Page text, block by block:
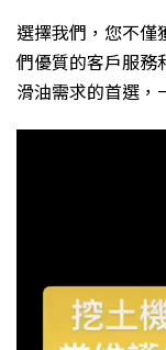
選擇我們，您不僅
們優質的客戶服務
滑油需求的首選，